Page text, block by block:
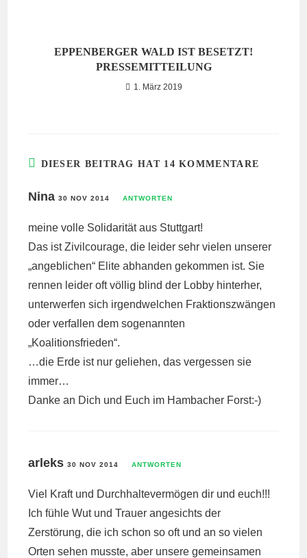
EPPENBERGER WALD IST BESETZT!
PRESSEMITTEILUNG
1. März 2019
DIESER BEITRAG HAT 14 KOMMENTARE
Nina30 NOV 2014 ANTWORTEN
meine volle Solidarität aus Stuttgart!
Das ist Zivilcourage, die leider sehr vielen unserer
„angeblichen“ Elite abhanden gekommen ist. Sie
rennen leider oft völlig blind der Lobby hinterher,
unterwerfen sich irgendwelchen Fraktionszwängen
oder verfallen dem sogenannten
„Koalitionsfrieden“.
…die Erde ist nur geliehen, das vergessen sie
immer…
Danke an Dich und Euch im Hambacher Forst:-)
arleks30 NOV 2014 ANTWORTEN
Viel Kraft und Durchhaltevermögen dir und euch!!!
Ich fühle Wut und Trauer angesichts der
Zerstörung, die ich schon so oft und an so vielen
Orten sehen musste, aber unsere gemeinsamen